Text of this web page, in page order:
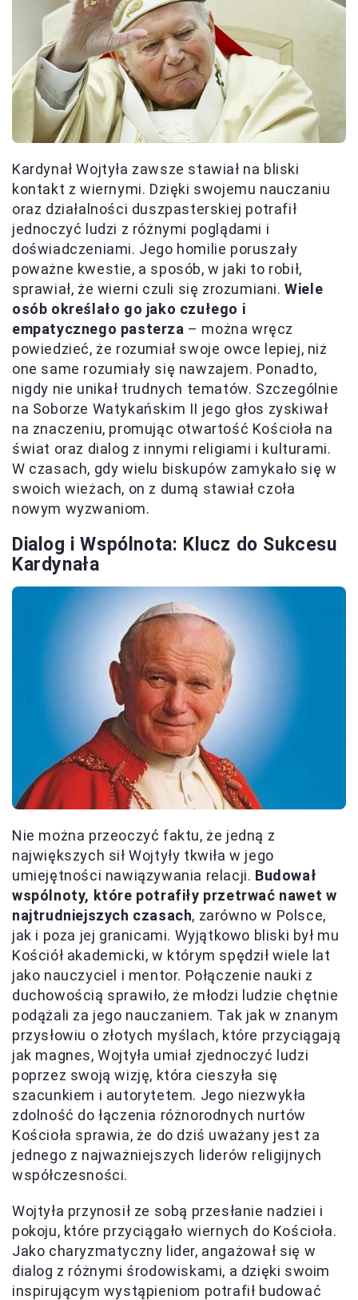
Kardynał Wojtyła zawsze stawiał na bliski
kontakt z wiernymi. Dzięki swojemu nauczaniu
oraz działalności duszpasterskiej potrafił
jednoczyć ludzi z różnymi poglądami i
doświadczeniami. Jego homilie poruszały
poważne kwestie, a sposób, w jaki to robił,
sprawiał, że wierni czuli się zrozumiani.Wiele
osób określało go jako czułego i
empatycznego pasterza – można wręcz
powiedzieć, że rozumiał swoje owce lepiej, niż
one same rozumiały się nawzajem. Ponadto,
nigdy nie unikał trudnych tematów. Szczególnie
na Soborze Watykańskim II jego głos zyskiwał
na znaczeniu, promując otwartość Kościoła na
świat oraz dialog z innymi religiami i kulturami.
W czasach, gdy wielu biskupów zamykało się w
swoich wieżach, on z dumą stawiał czoła
nowym wyzwaniom.
Dialog i Wspólnota: Klucz do Sukcesu
Kardynała
Nie można przeoczyć faktu, że jedną z
największych sił Wojtyły tkwiła w jego
umiejętności nawiązywania relacji. Budował
wspólnoty, które potrafiły przetrwać nawet w
najtrudniejszych czasach, zarówno w Polsce,
jak i poza jej granicami. Wyjątkowo bliski był mu
Kościół akademicki, w którym spędził wiele lat
jako nauczyciel i mentor. Połączenie nauki z
duchowością sprawiło, że młodzi ludzie chętnie
podążali za jego nauczaniem. Tak jak w znanym
przysłowiu o złotych myślach, które przyciągają
jak magnes, Wojtyła umiał zjednoczyć ludzi
poprzez swoją wizję, która cieszyła się
szacunkiem i autorytetem. Jego niezwykła
zdolność do łączenia różnorodnych nurtów
Kościoła sprawia, że do dziś uważany jest za
jednego z najważniejszych liderów religijnych
współczesności.
Wojtyła przynosił ze sobą przesłanie nadziei i
pokoju, które przyciągało wiernych do Kościoła.
Jako charyzmatyczny lider, angażował się w
dialog z różnymi środowiskami, a dzięki swoim
inspirującym wystąpieniom potrafił budować